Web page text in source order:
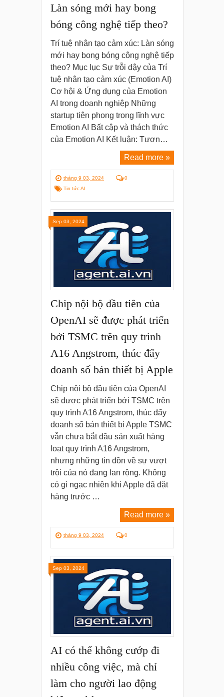
Làn sóng mới hay bong
bóng công nghệ tiếp theo?
Trí tuệ nhân tạo cảm xúc: Làn sóng
mới hay bong bóng công nghệ tiếp
theo? Mục lục Sự trỗi dậy của Trí
tuệ nhân tạo cảm xúc (Emotion AI)
Cơ hội & Ứng dụng của Emotion
AI trong doanh nghiệp Những
startup tiên phong trong lĩnh vực
Emotion AI Bất cập và thách thức
của Emotion AI Kết luận: Tươn…
Read more »
tháng 9 03, 2024
0
Tin tức AI
Chip nội bộ đầu tiên của
OpenAI sẽ được phát triển
bởi TSMC trên quy trình
A16 Angstrom, thúc đẩy
doanh số bán thiết bị Apple
Chip nội bộ đầu tiên của OpenAI
sẽ được phát triển bởi TSMC trên
quy trình A16 Angstrom, thúc đẩy
doanh số bán thiết bị Apple TSMC
vẫn chưa bắt đầu sản xuất hàng
loạt quy trình A16 Angstrom,
nhưng những tin đồn về sự vượt
trội của nó đang lan rộng. Không
có gì ngạc nhiên khi Apple đã đặt
hàng trước …
Read more »
tháng 9 03, 2024 0
Sep 03, 2024
AI có thể không cướp đi
nhiều công việc, mà chỉ
làm cho người lao động
Sep 03, 2024